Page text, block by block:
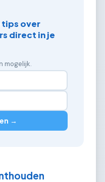
tips over
direct in je
mogelijk.
→